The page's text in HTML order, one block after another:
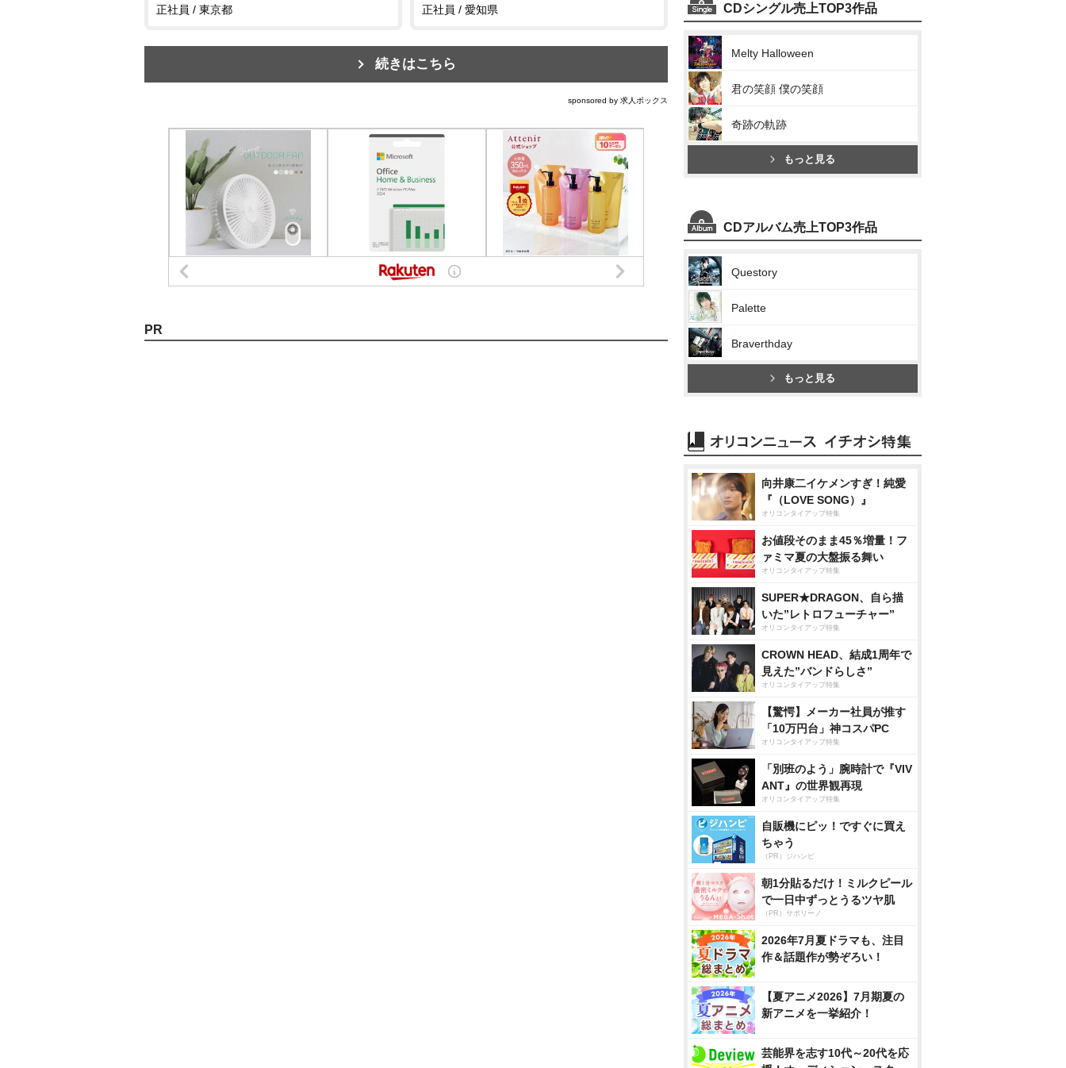
正社員 / 東京都
正社員 / 愛知県
続きはこちら
sponsored by 求人ボックス
PR
CDシングル売上TOP3作品
Melty Halloween
君の笑顔 僕の笑顔
奇跡の軌跡
もっと見る
CDアルバム売上TOP3作品
Questory
Palette
Braverthday
もっと見る
向井康二イケメンすぎ！純愛
『（LOVE SONG）』
オリコンタイアップ特集
お値段そのまま45％増量！フ
ァミマ夏の大盤振る舞い
オリコンタイアップ特集
SUPER★DRAGON、自ら描
いた”レトロフューチャー”
オリコンタイアップ特集
CROWN HEAD、結成1周年で
見えた”バンドらしさ”
オリコンタイアップ特集
【驚愕】メーカー社員が推す
「10万円台」神コスパPC
オリコンタイアップ特集
「別班のよう」腕時計で『VIV
ANT』の世界観再現
オリコンタイアップ特集
自販機にピッ！ですぐに買え
ちゃう
（PR）ジハンピ
朝1分貼るだけ！ミルクピール
で一日中ずっとうるツヤ肌
（PR）サボリーノ
2026年7月夏ドラマも、注目
作＆話題作が勢ぞろい！
【夏アニメ2026】7月期夏の
新アニメを一挙紹介！
芸能界を志す10代～20代を応